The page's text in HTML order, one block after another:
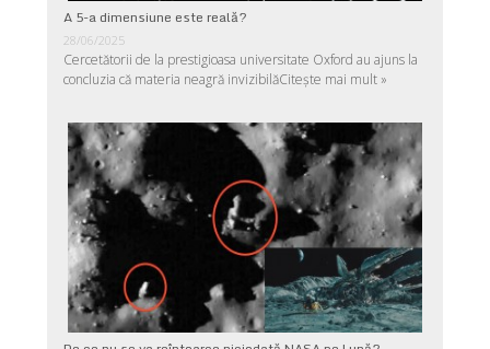
A 5-a dimensiune este reală?
28/06/2025
Cercetătorii de la prestigioasa universitate Oxford au ajuns la
concluzia că materia neagră invizibilăCitește mai mult »